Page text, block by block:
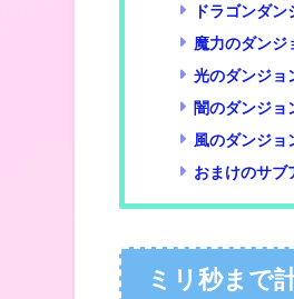
ドラゴンダン
魔力のダンジ
光のダンジョ
闇のダンジョ
風のダンジョ
おまけのサブ
ミリ秒まで